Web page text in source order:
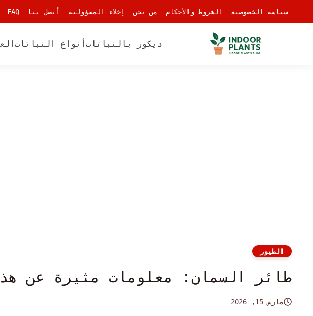
سياسة الخصوصية
الشروط والأحكام من نحن إخلاء المسؤولية أتصل بنا FAQ
ديكور بالنباتات أنواع النباتات
الطيور
طائر السمان: معلومات مثيرة عن
مارس 15, 2026